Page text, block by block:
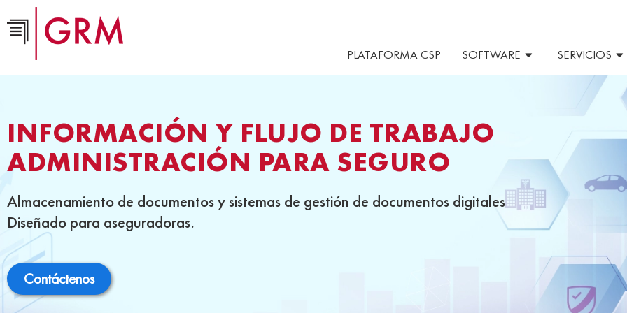
PLATAFORMA CSP SOFTWARE SERVICIOS
INFORMACIÓN Y FLUJO DE TRABAJO
ADMINISTRACIÓN PARA SEGURO
Almacenamiento de documentos y sistemas de gestión de documentos digitales
Diseñado para aseguradoras.
Contáctenos